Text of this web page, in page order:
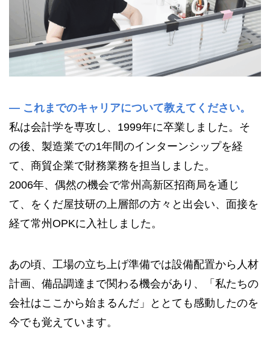
— これまでのキャリアについて教えてください。
私は会計学を専攻し、1999年に卒業しました。そ
の後、製造業での1年間のインターンシップを経
て、商貿企業で財務業務を担当しました。
2006年、偶然の機会で常州高新区招商局を通じ
て、をくだ屋技研の上層部の方々と出会い、面接を
経て常州OPKに入社しました。
あの頃、工場の立ち上げ準備では設備配置から人材
計画、備品調達まで関わる機会があり、「私たちの
会社はここから始まるんだ」ととても感動したのを
今でも覚えています。